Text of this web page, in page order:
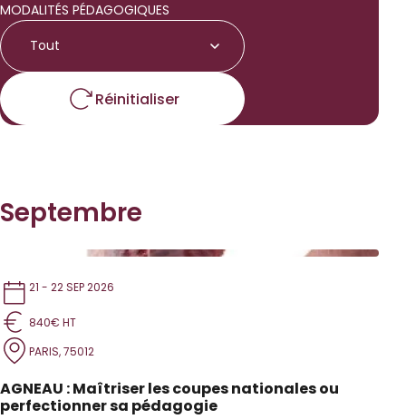
MODALITÉS PÉDAGOGIQUES
Tout
Réinitialiser
Septembre
21 - 22 SEP 2026
840€ HT
PARIS, 75012
AGNEAU : Maîtriser les coupes nationales ou
perfectionner sa pédagogie